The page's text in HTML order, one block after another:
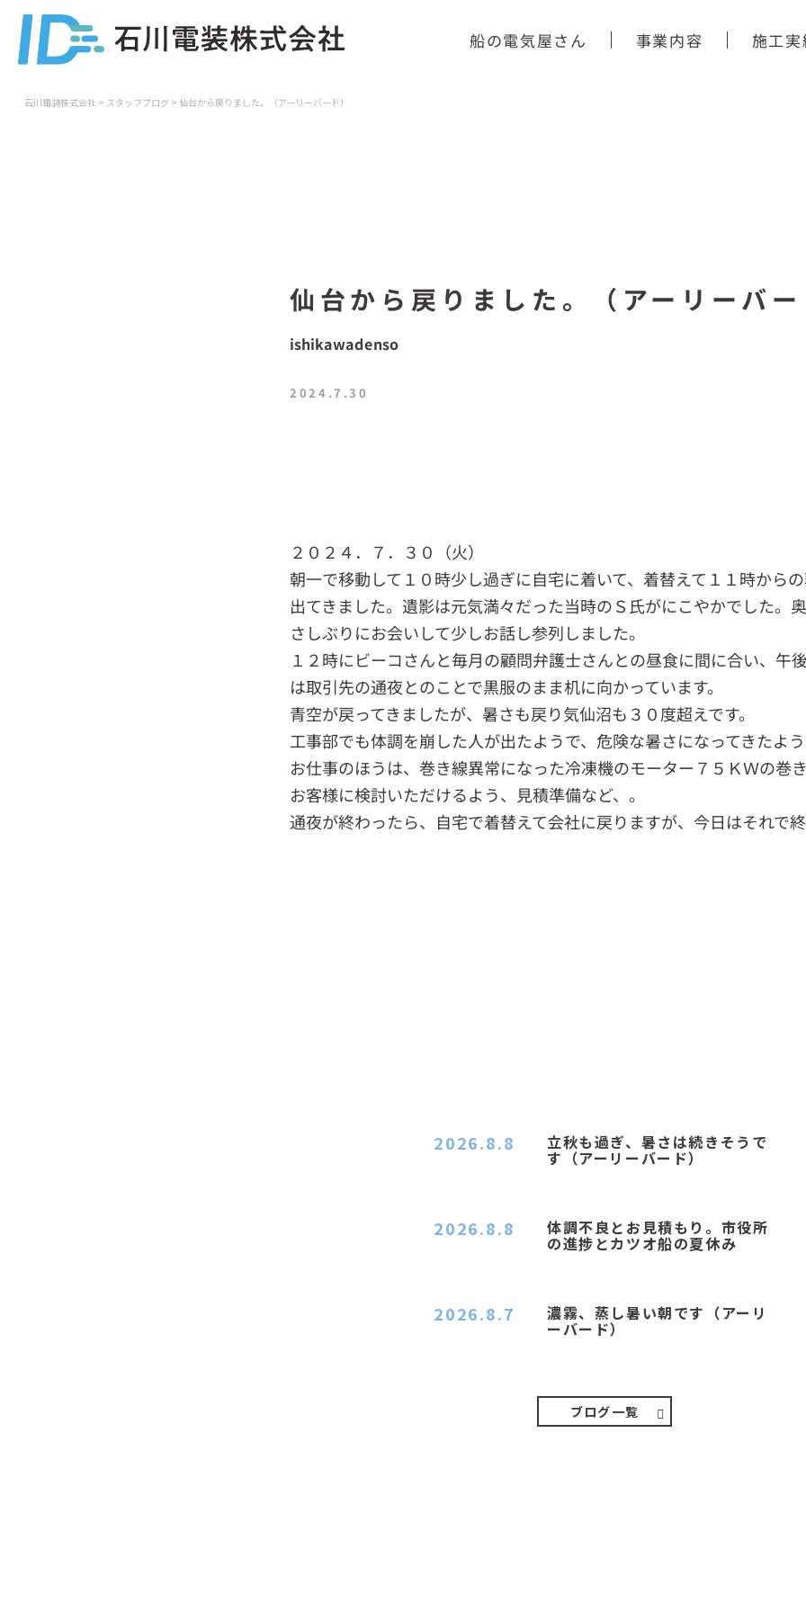
船の電気屋さん 事業内容 施工実
石川電装株式会社 > スタッフブログ > 仙台から戻りました。（アーリーバード）
仙台から戻りました。（アーリーバー
ishikawadenso
2024.7.30
２０２４．７．３０（火）
朝一で移動して１０時少し過ぎに自宅に着いて、着替えて１１時から
出てきました。遺影は元気満々だった当時のＳ氏がにこやかでした。
さしぶりにお会いして少しお話し参列しました。
１２時にビーコさんと毎月の顧問弁護士さんとの昼食に間に合い、午
は取引先の通夜とのことで黒服のまま机に向かっています。
青空が戻ってきましたが、暑さも戻り気仙沼も３０度超えです。
工事部でも体調を崩した人が出たようで、危険な暑さになってきたよう
お仕事のほうは、巻き線異常になった冷凍機のモーター７５ＫＷの巻
お客様に検討いただけるよう、見積準備など、。
通夜が終わったら、自宅で着替えて会社に戻りますが、今日はそれで終
立秋も過ぎ、暑さは続きそうで
す（アーリーバード）
2026.8.8
体調不良とお見積もり。市役所
の進捗とカツオ船の夏休み
2026.8.8
濃霧、蒸し暑い朝です（アーリ
ーバード）
2026.8.7
ブログ一覧